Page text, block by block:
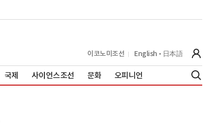
이코노미조선 English 日本語
국제 사이언스조선 문화 오피니언